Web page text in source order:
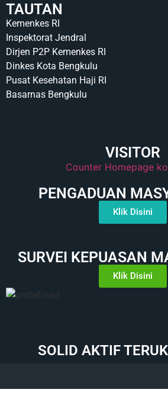
TAUTAN
Kemenkes RI
Inspektorat Jendral
Dirjen P2P Kemenkes RI
Dinkes Kota Bengkulu
Pusat Kesehatan Haji RI
Basarnas Bengkulu
VISITOR
Counter Homepage
PENGADUAN
Klik Disini
SURVEI KEPUASAN
Klik Disini
SOLID AKTIF